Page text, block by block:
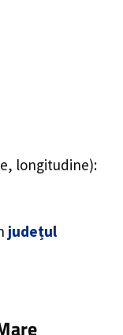
longitudine):
județul